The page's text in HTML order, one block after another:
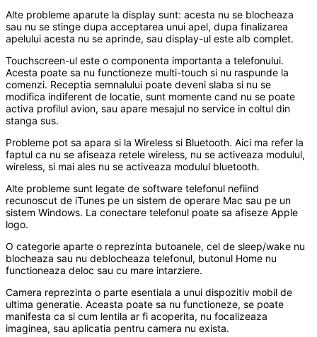
Alte probleme aparute la display sunt: acesta nu se blocheaza
sau nu se stinge dupa acceptarea unui apel, dupa finalizarea
apelului acesta nu se aprinde, sau display-ul este alb complet.
Touchscreen-ul este o componenta importanta a telefonului.
Acesta poate sa nu functioneze multi-touch si nu raspunde la
comenzi. Receptia semnalului poate deveni slaba si nu se
modifica indiferent de locatie, sunt momente cand nu se poate
activa profilul avion, sau apare mesajul no service in coltul din
stanga sus.
Probleme pot sa apara si la Wireless si Bluetooth. Aici ma refer la
faptul ca nu se afiseaza retele wireless, nu se activeaza modulul,
wireless, si mai ales nu se activeaza modulul bluetooth.
Alte probleme sunt legate de software telefonul nefiind
recunoscut de iTunes pe un sistem de operare Mac sau pe un
sistem Windows. La conectare telefonul poate sa afiseze Apple
logo.
O categorie aparte o reprezinta butoanele, cel de sleep/wake nu
blocheaza sau nu deblocheaza telefonul, butonul Home nu
functioneaza deloc sau cu mare intarziere.
Camera reprezinta o parte esentiala a unui dispozitiv mobil de
ultima generatie. Aceasta poate sa nu functioneze, se poate
manifesta ca si cum lentila ar fi acoperita, nu focalizeaza
imaginea, sau aplicatia pentru camera nu exista.